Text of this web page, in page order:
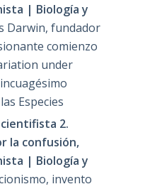
| Biología y
Darwin, fundador
comienzo
under
Especies
2.
la confusión,
| Biología y
invento